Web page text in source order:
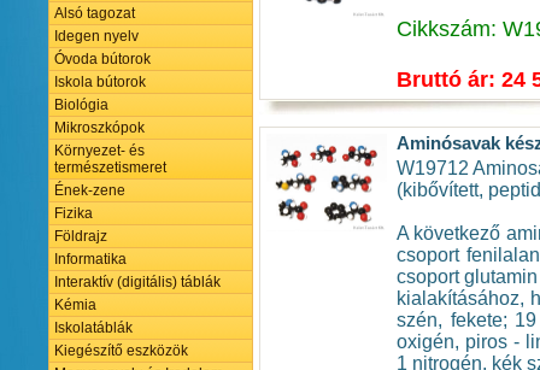
Alsó tagozat
Idegen nyelv
Óvoda bútorok
Iskola bútorok
Biológia
Mikroszkópok
Környezet- és
természetismeret
Ének-zene
Fizika
Földrajz
Informatika
Interaktív (digitális) táblák
Kémia
Iskolatáblák
Kiegészítő eszközök
Cikkszám:
Bruttó ár: 24
Aminósavak
W19712
(kibővített,
A következő
csoport
csoport
kialakításához,
szén, fekete;
oxigén, piros -
1 nitrogén, kék